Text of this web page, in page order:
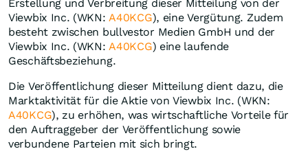
Erstellung und Verbreitung dieser Mitteilung von der
Viewbix Inc. (WKN:A40KCG), eine Vergütung. Zudem
besteht zwischen bullvestor Medien GmbH und der
Viewbix Inc. (WKN:A40KCG) eine laufende
Geschäftsbeziehung.
Die Veröffentlichung dieser Mitteilung dient dazu, die
Marktaktivität für die Aktie von Viewbix Inc. (WKN:
A40KCG), zu erhöhen, was wirtschaftliche Vorteile für
den Auftraggeber der Veröffentlichung sowie
verbundene Parteien mit sich bringt.